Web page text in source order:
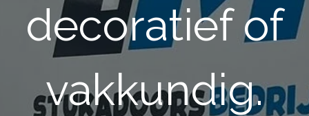
decoratief of
vakkundig.